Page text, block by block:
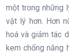
một trong những
vật lý hơn. Hơn
hoá và giảm tác
kem chống nắng